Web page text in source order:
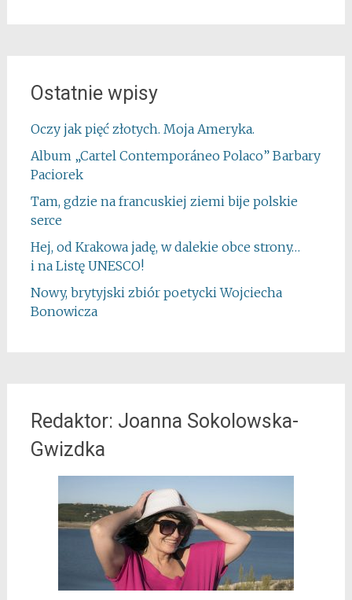
Ostatnie wpisy
Oczy jak pięć złotych. Moja Ameryka.
Album „Cartel Contemporáneo Polaco” Barbary
Paciorek
Tam, gdzie na francuskiej ziemi bije polskie
serce
Hej, od Krakowa jadę, w dalekie obce strony…
i na Listę UNESCO!
Nowy, brytyjski zbiór poetycki Wojciecha
Bonowicza
Redaktor: Joanna Sokolowska-
Gwizdka